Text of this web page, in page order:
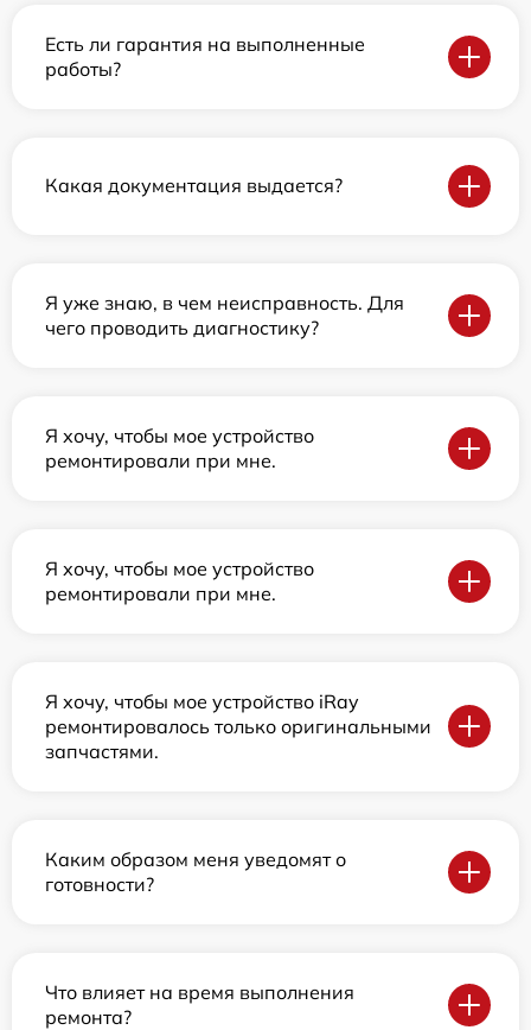
Есть ли гарантия на выполненные
работы?
Какая документация выдается?
Я уже знаю, в чем неисправность. Для
чего проводить диагностику?
Я хочу, чтобы мое устройство
ремонтировали при мне.
Я хочу, чтобы мое устройство
ремонтировали при мне.
Я хочу, чтобы мое устройство iRay
ремонтировалось только оригинальными
запчастями.
Каким образом меня уведомят о
готовности?
Что влияет на время выполнения
ремонта?